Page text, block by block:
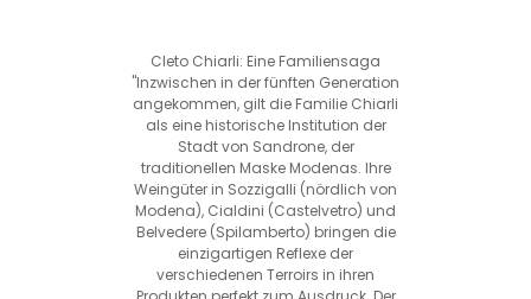
Cleto Chiarli: Eine Familiensaga
"Inzwischen in der fünften Generation
angekommen, gilt die Familie Chiarli
als eine historische Institution der
Stadt von Sandrone, der
traditionellen Maske Modenas. Ihre
Weingüter in Sozzigalli (nördlich von
Modena), Cialdini (Castelvetro) und
Belvedere (Spilamberto) bringen die
einzigartigen Reflexe der
verschiedenen Terroirs in ihren